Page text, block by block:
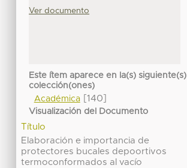
Ver documento
Este ítem aparece en la(s) siguiente(s)
colección(ones)
Académica[140]
Visualización del Documento
Título
Elaboración e importancia de
protectores bucales depoortivos
termoconformados al vacío